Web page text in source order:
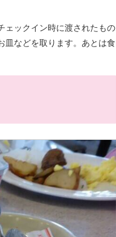
ェックイン時に渡されたもの
皿などを取ります。あとは食